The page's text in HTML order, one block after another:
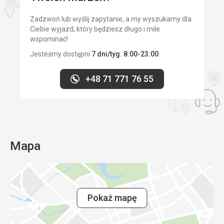
Zadzwoń lub wyślij zapytanie, a my wyszukamy dla
Ciebie wyjazd, który będziesz długo i mile
wspominać!
Jesteśmy dostępni 7 dni/tyg. 8:00-23:00.
+48 71 771 76 55
Mapa
Pokaż mapę